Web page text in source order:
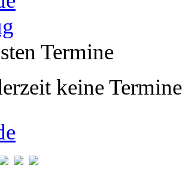
Termine
keine